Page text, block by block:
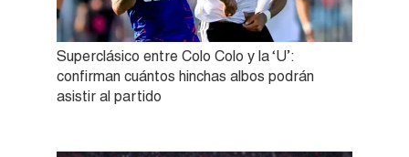
Superclásico entre Colo Colo y la ‘U’:
confirman cuántos hinchas albos podrán
asistir al partido